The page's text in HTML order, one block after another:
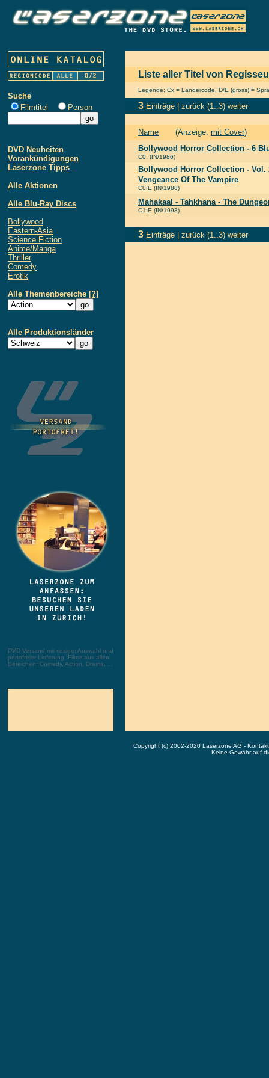
Suche
Filmtitel
Person
DVD Neuheiten
Vorankündigungen
Laserzone Tipps
Alle Aktionen
Alle Blu-Ray Discs
Bollywood
Eastern-Asia
Science Fiction
Anime/Manga
Thriller
Comedy
Erotik
Alle Themenbereiche [?]
Alle Produktionsländer
DVD Versand mit riesiger Auswahl und
portofreier Lieferung. Filme aus allen
Bereichen: Comedy, Action, Drama, ...
Liste aller Titel von
Legende: Cx = Ländercode, D/E (gross) =
3 Einträge | zurück (1..3) weiter
Name (Anzeige: mit Cover)
Bollywood Horror Collection - 6
C0: (IN/1986)
Bollywood Horror Collection - Vol.
Vengeance Of The Vampire
C0:E (IN/1988)
Mahakaal - Tahkhana - The
C1:E (IN/1993)
3 Einträge | zurück (1..3) weiter
Copyright (c) 2002-2020 Laserzone AG -
Keine Gewähr auf